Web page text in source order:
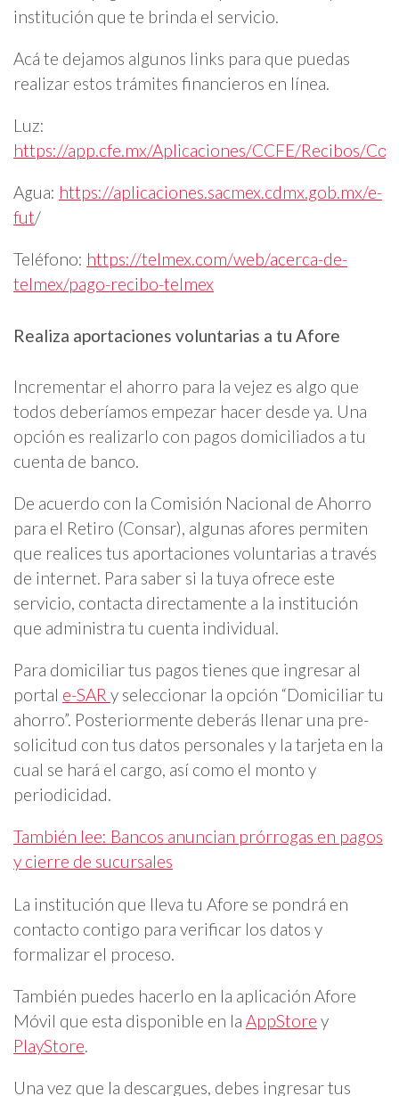
institución que te brinda el servicio.
Acá te dejamos algunos links para que puedas
realizar estos trámites financieros en línea.
Luz:
https://app.cfe.mx/Aplicaciones/CCFE/Recibos/
Agua: https://aplicaciones.sacmex.cdmx.gob.mx/e-
fut/
Teléfono: https://telmex.com/web/acerca-de-
telmex/pago-recibo-telmex
Realiza aportaciones voluntarias a tu Afore
Incrementar el ahorro para la vejez es algo que
todos deberíamos empezar hacer desde ya. Una
opción es realizarlo con pagos domiciliados a tu
cuenta de banco.
De acuerdo con la Comisión Nacional de Ahorro
para el Retiro (Consar), algunas afores permiten
que realices tus aportaciones voluntarias a través
de internet. Para saber si la tuya ofrece este
servicio, contacta directamente a la institución
que administra tu cuenta individual.
Para domiciliar tus pagos tienes que ingresar al
portal e-SAR y seleccionar la opción “Domiciliar tu
ahorro”. Posteriormente deberás llenar una pre-
solicitud con tus datos personales y la tarjeta en la
cual se hará el cargo, así como el monto y
periodicidad.
También lee: Bancos anuncian prórrogas en pagos
y cierre de sucursales
La institución que lleva tu Afore se pondrá en
contacto contigo para verificar los datos y
formalizar el proceso.
También puedes hacerlo en la aplicación Afore
Móvil que esta disponible en la AppStore y
PlayStore.
Una vez que la descargues, debes ingresar tus